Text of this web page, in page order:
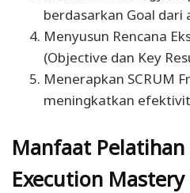
berdasarkan Goal dari
Menyusun Rencana
(Objective dan Key
Menerapkan SCRUM
meningkatkan
Manfaat Pelatihan
Execution Mastery